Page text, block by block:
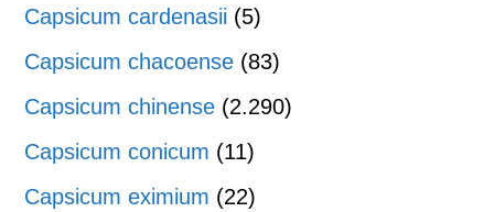
Capsicum cardenasii (5)
Capsicum chacoense (83)
Capsicum chinense (2.290)
Capsicum conicum (11)
Capsicum eximium (22)